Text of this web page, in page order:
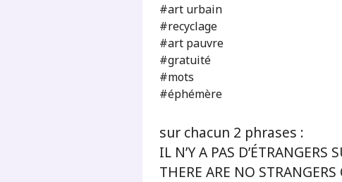
#art urbain
#recyclage
#art pauvre
#gratuité
#mots
#éphémère
sur chacun 2 phrases :
IL N’Y A PAS D’ÉTRANGERS
THERE ARE NO